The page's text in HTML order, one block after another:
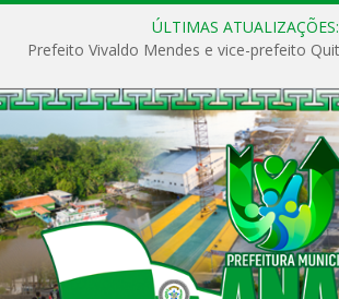
ÚLTIMAS ATUALIZAÇÕES: